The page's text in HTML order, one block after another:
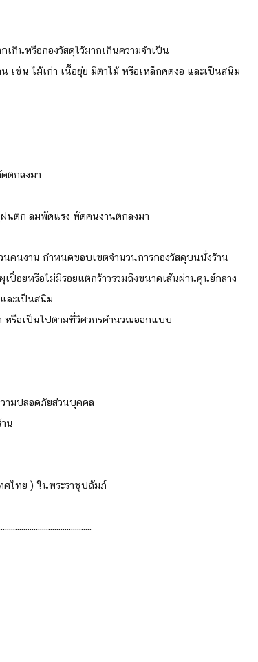
กินหรือกองวัสดุไว้มากเกินความจำเป็น
เช่น ไม้เก่า เนื้อยุ่ย มีตาไม้ หรือเหล็กคดงอ และเป็นสนิม
ตกลงมา
นตก ลมพัดแรง พัดคนงานตกลงมา
นงาน กำหนดขอบเขตจำนวนการกองวัสดุบนนั่งร้าน
ปื่อยหรือไม่มีรอยแตกร้าวรวมถึงขนาดเส้นผ่านศูนย์กลาง
ละเป็นสนิม
รือเป็นไปตามที่วิศวกรคำนวณออกแบบ
ามปลอดภัยส่วนบุคคล
น
ศไทย ) ในพระราชูปถัมภ์